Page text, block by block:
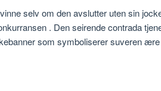
selv om den avslutter uten sin
. Den seirende contrada
som symboliserer suveren